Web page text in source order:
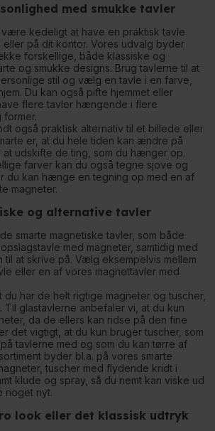
med smukke tavler
kedeligt at have en praktisk tavle
på dit kontor. Vores udvalg byder
forskellige, både klassiske og
og smukke designs. Brug tavlerne til at
stil og vælg en tavle i en farve,
Du kan også pifte hjemmet eller
flere tavler hængende i flere
også praktisk alternativ til et billede eller
er, at du hele tiden kan ændre på
udskifte de ting, som du hænger op.
farver kan du også tegne sjove og
du kan hænge en tegning op med en af
magneter.
og alternative tavler
smarte magnetiske tavler, som både
med magneter, samtidig med
til at skrive på. Vælg eksempelvis mellem
eller en af vores magnettavler med
du har de helt rigtige magneter og tuscher,
Til glastavlerne anbefaler vi, at du kun
da de ellers kan ridse på den fine
det vigtigt, at du kun bruger tuscher, som
tavlerne med og som du kan tørre af
byder bl.a. på vores smarte
tuscher med flydende kridt i
klude og spray, så du nemt kan viske ud
noget nyt.
look eller det klassisk udtryk